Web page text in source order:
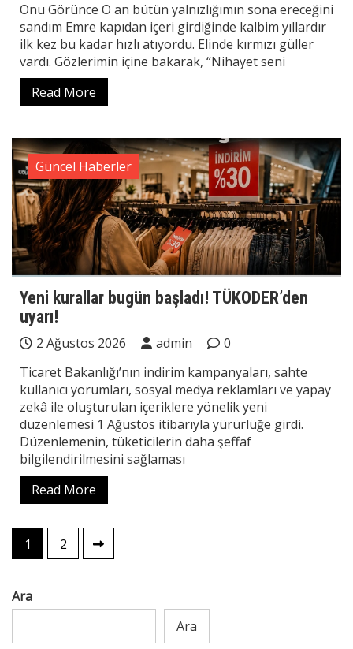
Onu Görünce O an bütün yalnızlığımın sona ereceğini
sandım Emre kapıdan içeri girdiğinde kalbim yıllardır
ilk kez bu kadar hızlı atıyordu. Elinde kırmızı güller
vardı. Gözlerimin içine bakarak, “Nihayet seni
Read More
Güncel Haberler
Yeni kurallar bugün başladı! TÜKODER’den
uyarı!
2 Ağustos 2026 admin
0
Ticaret Bakanlığı’nın indirim kampanyaları, sahte
kullanıcı yorumları, sosyal medya reklamları ve yapay
zekâ ile oluşturulan içeriklere yönelik yeni
düzenlemesi 1 Ağustos itibarıyla yürürlüğe girdi.
Düzenlemenin, tüketicilerin daha şeffaf
bilgilendirilmesini sağlaması
Read More
Yazı
sayfalaması
1 2
Ara
Ara